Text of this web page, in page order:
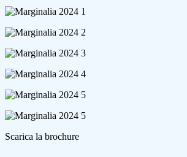
Scarica la brochure